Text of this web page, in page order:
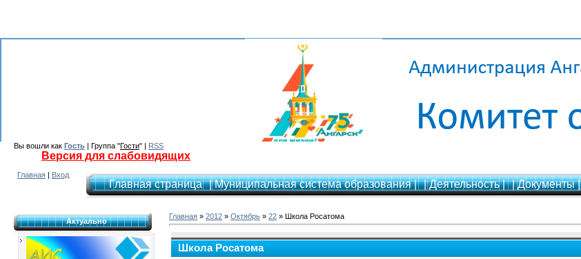
Вы вошли как Гость | Группа "Гости" | RSS
Версия для слабовидящих
Главная | Вход
Главная страница | Муниципальная система образования | | Деятельность | | Документы |
Актуально
Главная » 2012 » Октябрь » 22 » Школа Росатома
Школа Росатома